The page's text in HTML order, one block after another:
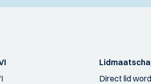
Direct lid